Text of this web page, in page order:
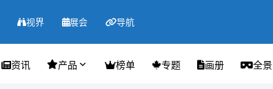
视界 展会 导航
资讯 产品 榜单 专题 画册 全景